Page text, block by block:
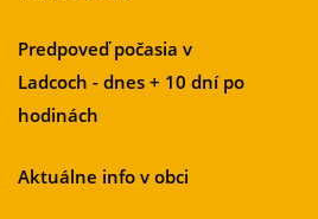
Predpoveď počasia v
Ladcoch - dnes + 10 dní po
hodinách
Aktuálne info v obci